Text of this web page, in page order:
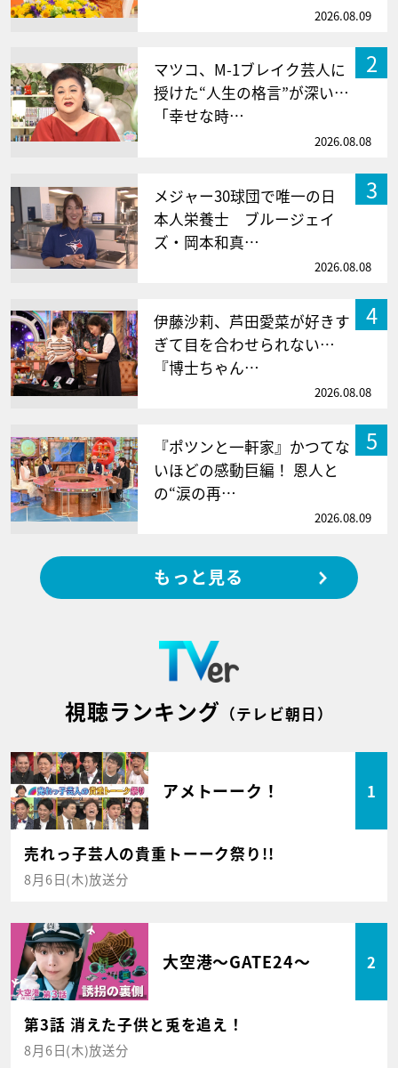
2026.08.09
2
マツコ、M-1ブレイク芸人に
授けた“人生の格言”が深い…
「幸せな時…
2026.08.08
3
メジャー30球団で唯一の日
本人栄養士 ブルージェイ
ズ・岡本和真…
2026.08.08
4
伊藤沙莉、芦田愛菜が好きす
ぎて目を合わせられない…
『博士ちゃん…
2026.08.08
5
『ポツンと一軒家』かつてな
いほどの感動巨編！ 恩人と
の“涙の再…
2026.08.09
もっと見る
視聴ランキング （テレビ朝日）
アメトーーク！ 1
売れっ子芸人の貴重トーーク祭り!!
8月6日(木)放送分
大空港～GATE24～ 2
第3話 消えた子供と兎を追え！
8月6日(木)放送分